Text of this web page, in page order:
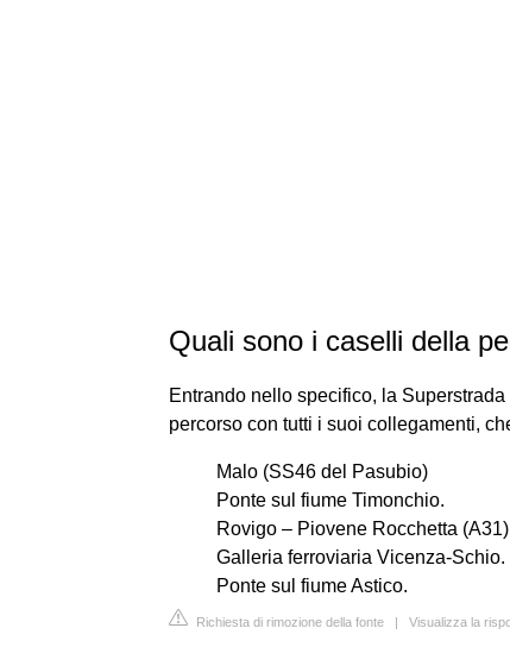
Quali sono i caselli della
Entrando nello specifico, la
percorso con tutti i suoi collegamenti,
Malo (SS46 del Pasubio)
Ponte sul fiume Timonchio.
Rovigo – Piovene Rocchetta (A31)
Galleria ferroviaria Vicenza-Schio.
Ponte sul fiume Astico.
Richiesta di rimozione della fonte | Visualizza la